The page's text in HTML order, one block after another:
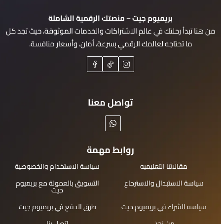
بريميوم جيت – منصتك الرقمية الشاملة
من هنا تبدأ رحلتك في عالم الاشتراكات والخدمات الموثوقة، حيث تجد كل
ما تحتاجه لعالمك الرقمي بسرعة، أمان، وأسعار منافسة.
تواصل معنا
روابط مهمة
مقالاتنا التعليميه
سياسة الاستخدام والخصوصية
سياسة الاستبدال والاسترجاع
التسويق بالعمولة مع بريميوم
جيت
سياسه الشراء في بريميوم جيت
طرق الدفع في بريميوم جيت